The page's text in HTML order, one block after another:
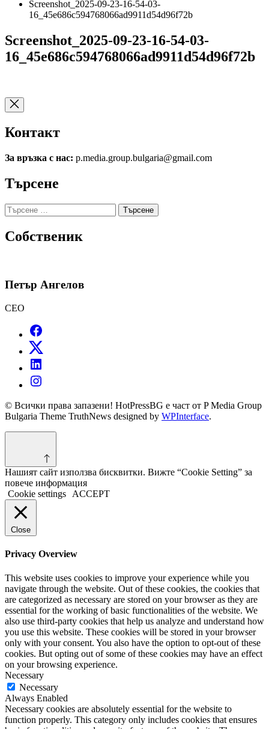
Screenshot_2025-09-23-16-54-03-
16_45e686c594768066ad9911d54d96f72b
Screenshot_2025-09-23-16-54-03-
16_45e686c594768066ad9911d54d96f72b
Контакт
За връзка с нас: p.media.group.bulgaria@gmail.com
Търсене
Търсене
за:
Собственик
Петър Ангелов
CEO
© Всички права запазени! HotPressBG е част от P Media Group
Bulgaria Theme TruthNews designed by WPInterface.
Нашият сайт използва бисквитки. Вижте “Cookie Setting” за
повече информация
Cookie settings
ACCEPT
Close
Privacy Overview
This website uses cookies to improve your experience while you
navigate through the website. Out of these cookies, the cookies that
are categorized as necessary are stored on your browser as they are
essential for the working of basic functionalities of the website. We
also use third-party cookies that help us analyze and understand how
you use this website. These cookies will be stored in your browser
only with your consent. You also have the option to opt-out of these
cookies. But opting out of some of these cookies may have an effect
on your browsing experience.
Necessary
Necessary
Always Enabled
Necessary cookies are absolutely essential for the website to
function properly. This category only includes cookies that ensures